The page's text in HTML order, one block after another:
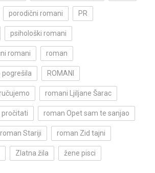
porodični romani PR
psihološki romani
romani roman
pogrešila ROMANI
romani Ljiljane Šarac
pročitati roman Opet sam te sanjao
roman Stariji roman Zid tajni
Zlatna žila žene pisci